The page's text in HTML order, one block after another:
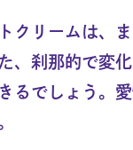
クリームは、
、刹那的で変
るでしょう。